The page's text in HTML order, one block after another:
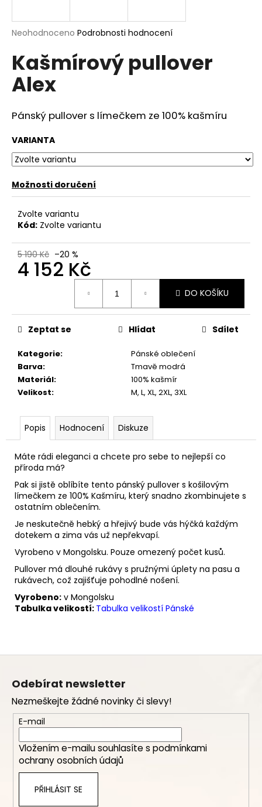
Průměrné
produktu
je
0,0
z
hvězdiček.
Neohodnoceno Podrobnosti hodnocení
Kašmírový pullover
Alex
Pánský pullover s límečkem ze 100% kašmíru
VARIANTA
Možnosti doručení
Zvolte variantu
Kód: Zvolte variantu
5 190 Kč –20 %
4 152 Kč
DO KOŠÍKU
Kategorie:
Pánské oblečení
Barva:
Tmavě modrá
Materiál:
100% kašmír
Velikost: M, L, XL, 2XL, 3XL
Zeptat se Hlídat Sdílet
Popis Hodnocení Diskuze
Máte rádi eleganci a chcete pro sebe to nejlepší co
příroda má?
Pak si jistě oblíbíte tento pánský pullover s košilovým
límečkem ze 100% Kašmíru, který snadno zkombinujete s
ostatním oblečením.
Je neskutečně hebký a hřejivý bude vás hýčká každým
dotekem a zima vás už nepřekvapí.
Vyrobeno v Mongolsku. Pouze omezený počet kusů.
Pullover má dlouhé rukávy s pružnými úplety na pasu a
rukávech, což zajišťuje pohodlné nošení.
Vyrobeno: v Mongolsku
Tabulka velikostí: Tabulka velikostí Pánské
j
t
?
D
o
p
o
r
u
u
m
e
Z
Odebírat newsletter
Nezmeškejte žádné novinky či slevy!
E-mail
Vložením e-mailu souhlasíte s podmínkami
ochrany osobních údajů
PŘIHLÁSIT SE